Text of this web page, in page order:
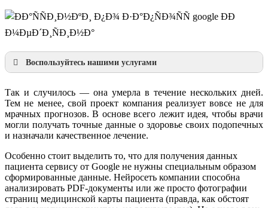
Воспользуйтесь нашими услугами
Инжиниринг
Консалтинг
Металлообработка
Моделирование
Разработки
Так и случилось — она умерла в течение нескольких дней.
Тем не менее, свой проект компания реализует вовсе не для
мрачных прогнозов. В основе всего лежит идея, чтобы врачи
могли получать точные данные о здоровье своих подопечных
и назначали качественное лечение.
Особенно стоит выделить то, что для получения данных
пациента сервису от Google не нужны специальным образом
сформированные данные. Нейросеть компании способна
анализировать PDF-документы или же просто фотографии
страниц медицинской карты пациента (правда, как обстоят